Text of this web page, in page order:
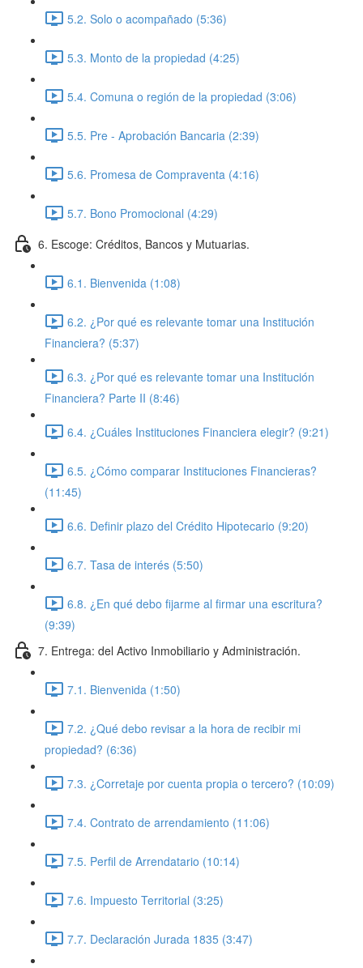
5.2. Solo o acompañado (5:36)
5.3. Monto de la propiedad (4:25)
5.4. Comuna o región de la propiedad (3:06)
5.5. Pre - Aprobación Bancaria (2:39)
5.6. Promesa de Compraventa (4:16)
5.7. Bono Promocional (4:29)
6. Escoge: Créditos, Bancos y Mutuarias.
6.1. Bienvenida (1:08)
6.2. ¿Por qué es relevante tomar una Institución
Financiera? (5:37)
6.3. ¿Por qué es relevante tomar una Institución
Financiera? Parte II (8:46)
6.4. ¿Cuáles Instituciones Financiera elegir? (9:21)
6.5. ¿Cómo comparar Instituciones Financieras?
(11:45)
6.6. Definir plazo del Crédito Hipotecario (9:20)
6.7. Tasa de interés (5:50)
6.8. ¿En qué debo fijarme al firmar una escritura?
(9:39)
7. Entrega: del Activo Inmobiliario y Administración.
7.1. Bienvenida (1:50)
7.2. ¿Qué debo revisar a la hora de recibir mi
propiedad? (6:36)
7.3. ¿Corretaje por cuenta propia o tercero? (10:09)
7.4. Contrato de arrendamiento (11:06)
7.5. Perfil de Arrendatario (10:14)
7.6. Impuesto Territorial (3:25)
7.7. Declaración Jurada 1835 (3:47)